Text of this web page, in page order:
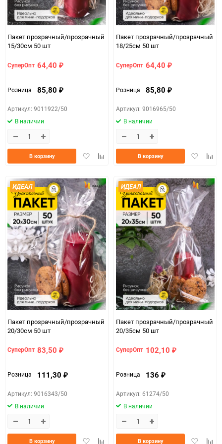
Пакет прозрачный/прозрачный
15/30см 50 шт
СуперОпт 64,40 ₽
Розница 85,80 ₽
Артикул: 9011922/50
В наличии
ДобавитьДобавить
В корзину
Пакет прозрачный/прозрачный
18/25см 50 шт
СуперОпт 64,40 ₽
Розница 85,80 ₽
Артикул: 9016965/50
В наличии
Добавить
В корзину
ИДЕАЛ
Пакет прозрачный/прозрачный
20/30см 50 шт
СуперОпт 83,50 ₽
Розница 111,30 ₽
Артикул: 9016343/50
В наличии
ДобавитьДобавить
В корзину
ИДЕАЛ
Пакет прозрачный/прозрачный
20/35см 50 шт
СуперОпт 102,10 ₽
Розница 136 ₽
Артикул: 61274/50
В наличии
Добавить
В корзину